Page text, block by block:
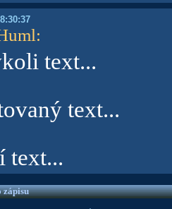
:
text...
text...
text...
zápisu